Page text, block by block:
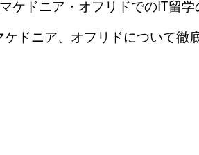
ケドニア・オフリドでのIT留学
ドニア、オフリドについて徹